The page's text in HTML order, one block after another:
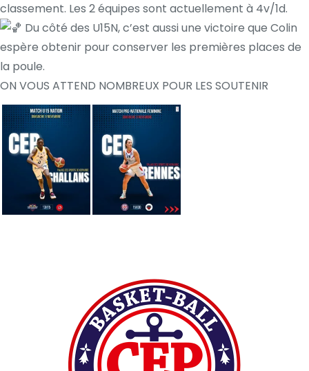
classement. Les 2 équipes sont actuellement à 4v/1d.
Du côté des U15N, c’est aussi une victoire que Colin
espère obtenir pour conserver les premières places de
la poule.
ON VOUS ATTEND NOMBREUX POUR LES SOUTENIR